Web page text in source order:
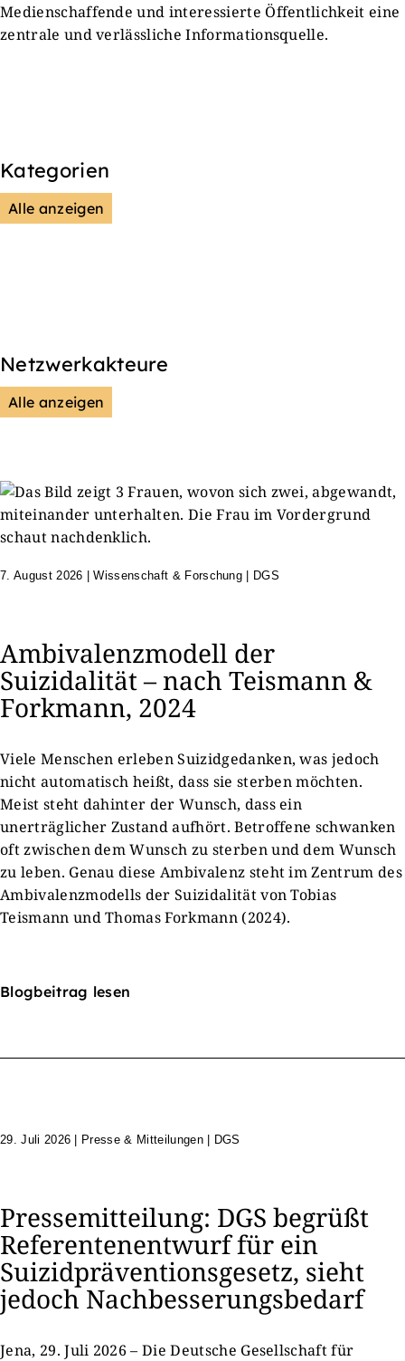
Medienschaffende und interessierte Öffentlichkeit eine
zentrale und verlässliche Informationsquelle.
Kategorien
Alle anzeigen
Netzwerkakteure
Alle anzeigen
7. August 2026 |Wissenschaft & Forschung | DGS
Ambivalenzmodell der
Suizidalität – nach Teismann &
Forkmann, 2024
Viele Menschen erleben Suizidgedanken, was jedoch
nicht automatisch heißt, dass sie sterben möchten.
Meist steht dahinter der Wunsch, dass ein
unerträglicher Zustand aufhört. Betroffene schwanken
oft zwischen dem Wunsch zu sterben und dem Wunsch
zu leben. Genau diese Ambivalenz steht im Zentrum des
Ambivalenzmodells der Suizidalität von Tobias
Teismann und Thomas Forkmann (2024).
Blogbeitrag lesen
29. Juli 2026 Presse & Mitteilungen | DGS
Pressemitteilung: DGS begrüßt
Referentenentwurf für ein
Suizidpräventionsgesetz, sieht
jedoch Nachbesserungsbedarf
Jena, 29. Juli 2026 – Die Deutsche Gesellschaft für